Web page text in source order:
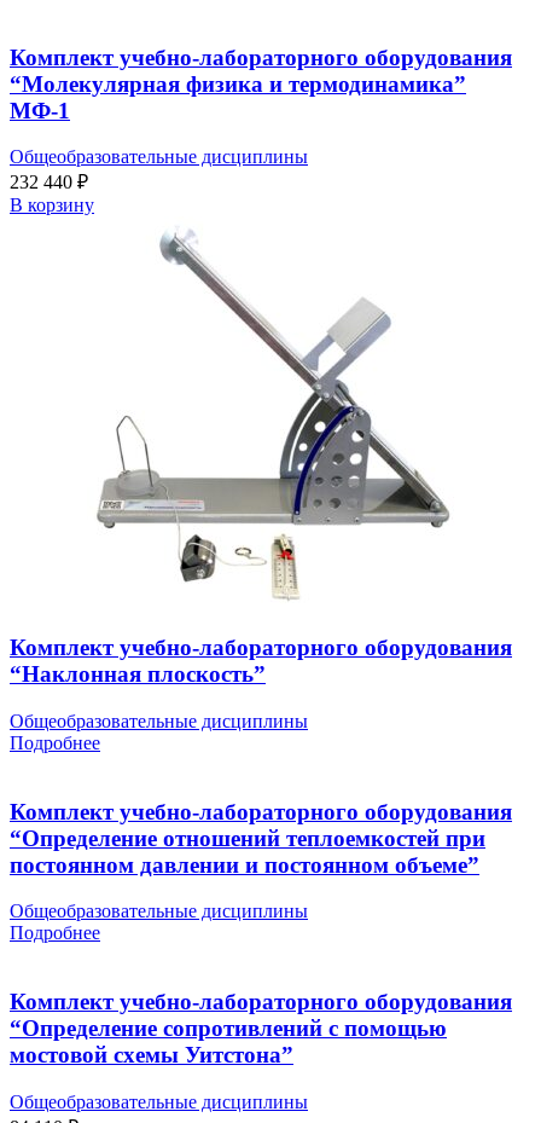
Комплект учебно-лабораторного оборудования
“Молекулярная физика и термодинамика”
МФ-1
Общеобразовательные дисциплины
232 440 ₽
В корзину
Комплект учебно-лабораторного оборудования
“Наклонная плоскость”
Общеобразовательные дисциплины
Подробнее
Комплект учебно-лабораторного оборудования
“Определение отношений теплоемкостей при
постоянном давлении и постоянном объеме”
Общеобразовательные дисциплины
Подробнее
Комплект учебно-лабораторного оборудования
“Определение сопротивлений с помощью
мостовой схемы Уитстона”
Общеобразовательные дисциплины